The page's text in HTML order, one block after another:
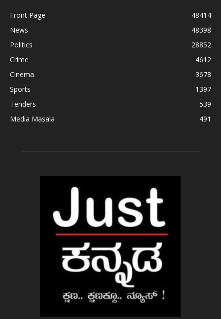
Front Page
48414
News
48398
Politics
28852
Crime
4612
Cinema
3678
Sports
1397
Tenders
539
Media Masala
491